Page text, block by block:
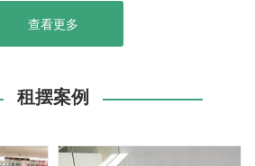
查看更多
租摆案例